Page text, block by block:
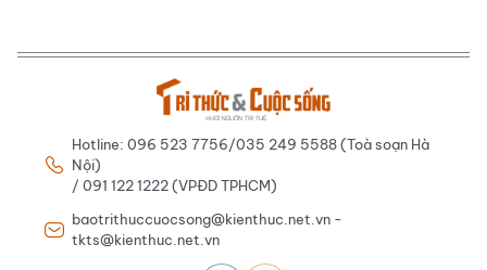
Hotline: 096 523 7756/035 249 5588 (Toà soạn Hà
Nội)
/ 091 122 1222 (VPĐD TPHCM)
baotrithuccuocsong@kienthuc.net.vn -
tkts@kienthuc.net.vn